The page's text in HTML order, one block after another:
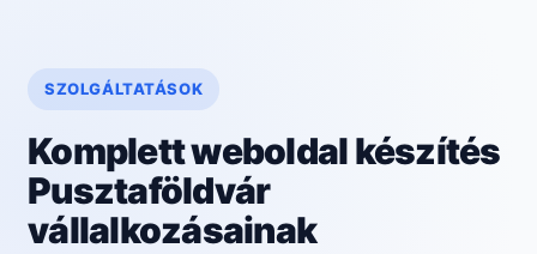
SZOLGÁLTATÁSOK
Komplett weboldal készítés
Pusztaföldvár
vállalkozásainak